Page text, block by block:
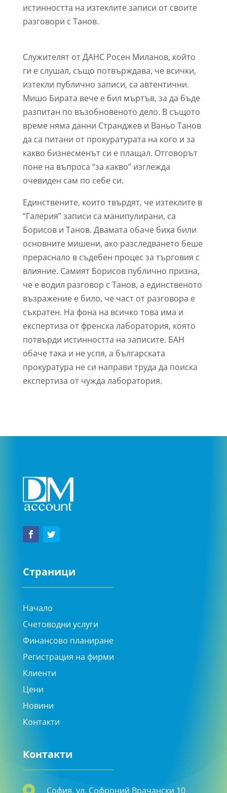
истинността на изтеклите записи от своите
разговори с Танов.
Служителят от ДАНС Росен Миланов, който
ги е слушал, също потвърждава, че всички,
изтекли публично записи, са автентични.
Мишо Бирата вече е бил мъртъв, за да бъде
разпитан по възобновеното дело. В същото
време няма данни Странджев и Ваньо Танов
да са питани от прокуратурата на кого и за
какво бизнесменът си е плащал. Отговорът
поне на въпроса “за какво” изглежда
очевиден сам по себе си.
Единствените, които твърдят, че изтеклите в
“Галерия” записи са манипулирани, са
Борисов и Танов. Двамата обаче биха били
основните мишени, ако разследването беше
прераснало в съдебен процес за търговия с
влияние. Самият Борисов публично призна,
че е водил разговор с Танов, а единственото
възражение е било, че част от разговора е
съкратен. На фона на всичко това има и
експертиза от френска лаборатория, която
потвърди истинността на записите. БАН
обаче така и не успя, а българската
прокуратура не си направи труда да поиска
експертиза от чужда лаборатория.
Страници
Начало
Счетоводни услуги
Финансово планиране
Регистрация на фирми
Клиенти
Цени
Новини
Контакти
Контакти
София, ул. Софроний Врачански 10